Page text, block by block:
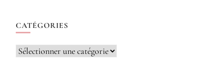
CATÉGORIES
Catégories